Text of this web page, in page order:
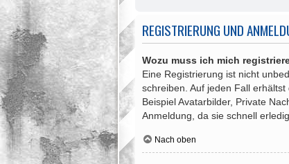
REGISTRIERUNG UND
Wozu muss ich mich
Eine Registrierung ist nicht
schreiben. Auf jeden Fall
Beispiel Avatarbilder, Private
Anmeldung, da sie schnell
Nach oben